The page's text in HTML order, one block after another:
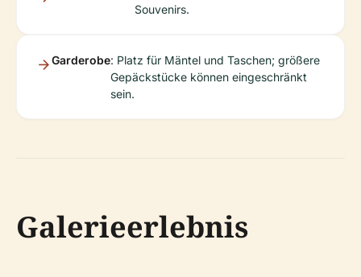
Souvenirs.
Garderobe: Platz für Mäntel und Taschen; größere
Gepäckstücke können eingeschränkt
sein.
Galerieerlebnis